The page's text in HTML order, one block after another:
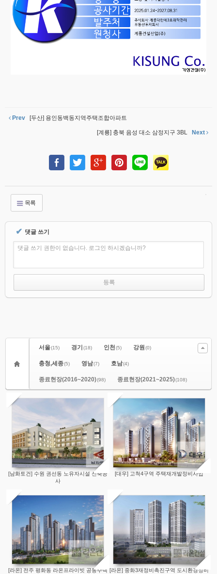
Prev [두산] 용인동백동지역주택조합아파트
[계룡] 충북 음성 대소 삼정지구 3BL Next
목록
✔ 댓글 쓰기
댓글 쓰기 권한이 없습니다. 로그인 하시겠습니까?
서울(15) 경기 (18) 인천(5) 강원(0)
충청,세종(5) 영남(7) 호남(4)
종료현장(2016~2020)(98) 종료현장(2021~2025)(108)
[남화토건] 수원 권선동 노유자시설 신축공
사
[대우] 고척4구역 주택재개발정비사업
[라온] 전주 평화동 라온프라이빗 공동주택 [라온] 중화3재정비촉진구역 도시환경정비